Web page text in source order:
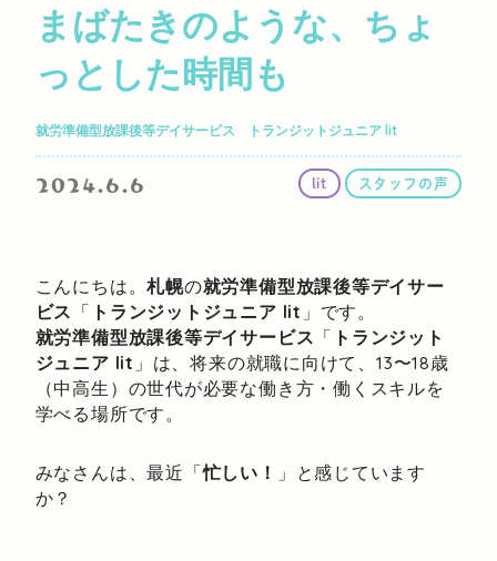
まばたきのような、ちょ
っとした時間も
就労準備型放課後等デイサービス トランジットジュニア lit
2024.6.6 lit スタッフの声
こんにちは。札幌の就労準備型放課後等デイサー
ビス 「 トランジットジュニア lit 」です。
就労準備型放課後等デイサービス 「 トランジット
ジュニア lit 」は、将来の就職に向けて、13〜18歳
（中高生）の世代が必要な働き方・働くスキルを
学べる場所です。
みなさんは、最近「忙しい！ 」と感じています
か？